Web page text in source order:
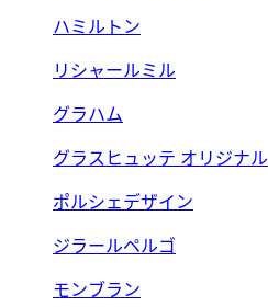
ハミルトン
リシャールミル
グラハム
グラスヒュッテ オリジナル
ポルシェデザイン
ジラールペルゴ
モンブラン